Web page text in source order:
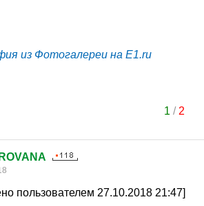
из Фотогалереи на E1.ru
1 / 2
пользователем 27.10.2018 21:47]